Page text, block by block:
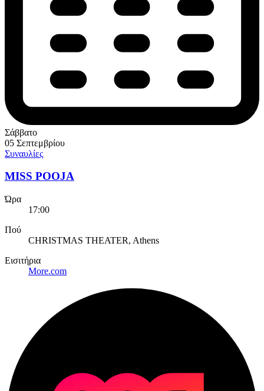
Σάββατο
05 Σεπτεμβρίου
Συναυλίες
MISS POOJA
Ώρα
17:00
Πού
CHRISTMAS THEATER, Athens
Εισιτήρια
More.com